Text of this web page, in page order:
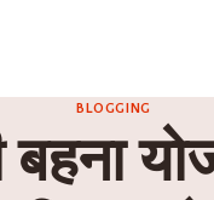
BLOGGING